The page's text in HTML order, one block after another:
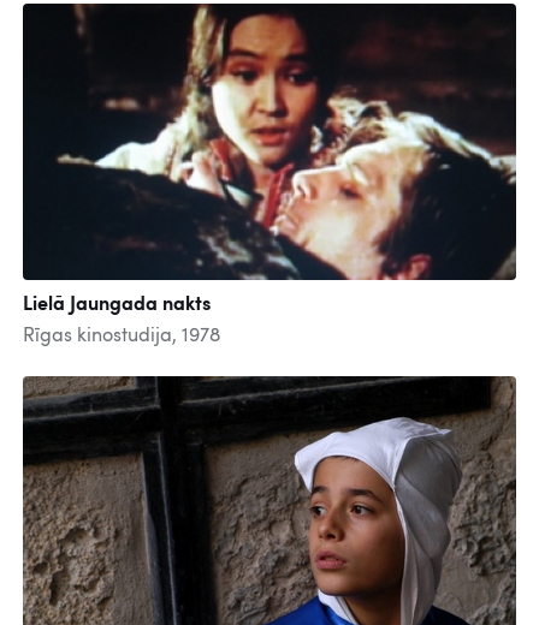
Lielā Jaungada nakts
Rīgas kinostudija, 1978